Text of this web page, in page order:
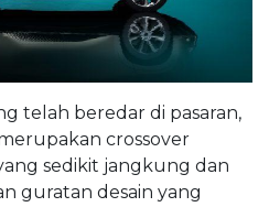
telah beredar di pasaran,
crossover
sedikit jangkung dan
guratan desain yang